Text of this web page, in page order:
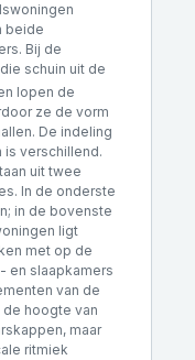
beide
Bij de
schuin uit de
lopen de
ze de vorm
De indeling
verschillend.
uit twee
In de onderste
in de bovenste
ligt
met op de
en slaapkamers
van de
hoogte van
maar
ritmiek